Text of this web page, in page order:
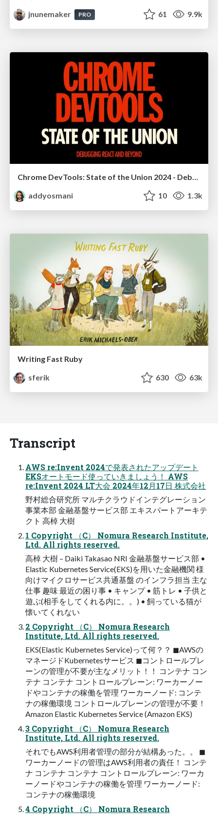
jnunemaker
PRO 61 9.9k
Chrome DevTools: State of the Union 2024 - Debugging React & Beyond
addyosmani
10 1.3k
Writing Fast Ruby
sferik
630 63k
Transcript
AWS re:Invent 2024で発表されたアップデート
EKSオートモード使っていきましょう！ AWS
re:Invent 2024 LT大会 2024年12月17日 株式会社
野村総合研究所 マルチクラウドインテグレーション
事業本部 金融基盤サービス部 エキスパートアーキテ
クト 高棹 大樹
1 Copyright （C） Nomura Research Institute,
Ltd. All rights reserved.
高棹 大樹 – Daiki Takasao NRI 金融基盤サービス部 •
Elastic Kubernetes Service(EKS)を用いた金融機関 様
向けマイクロサービス共通基盤 のインフラ担当 主な
仕事 趣味 最近の困り事 • キャンプ • 筋トレ • 子供と
遊ぶ(相手をしてくれる内に。。) • 飼っている猫が
懐いてくれない
2 Copyright （C） Nomura Research
Institute, Ltd. All rights reserved.
EKS(Elastic Kubernetes Service)って何？？ ◼AWSの
マネージドKubernetesサービス ◼コントロールプレ
ーンの管理が不要が主なメリット！！ コンテナ コン
テナ コンテナ コントロールプレーン: ワーカーノー
ドやコンテナの稼働を管理 ワーカーノード: コンテ
ナの稼働環境 コントロールプレーンの管理が不要！
Amazon Elastic Kubernetes Service (Amazon EKS)
3 Copyright （C） Nomura Research
Institute, Ltd. All rights reserved.
それでもAWS利用者管理の部分が結構あった。。 ◼
ワーカーノードの管理はAWS利用者の責任！ コンテ
ナ コンテナ コンテナ コントロールプレーン: ワーカ
ーノードやコンテナの稼働を管理 ワーカーノード:
コンテナの稼働環境
4 Copyright （C） Nomura Research